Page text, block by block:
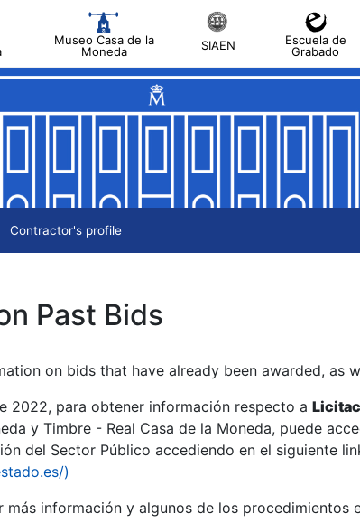
Museo Casa de la
Moneda
SIAEN
Escuela de
Grabado
Contractor's profile
Past Bids
on bids that have already been awarded, as
2022, para obtener información respecto a
y Timbre - Real Casa de la Moneda, puede
del Sector Público accediendo en el siguiente
)
más información y algunos de los procedimientos